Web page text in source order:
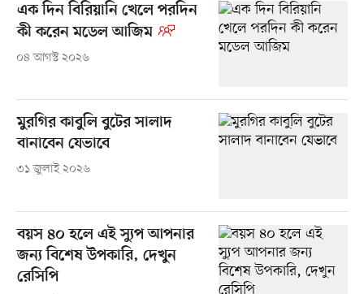
এক দিন বিরিয়ানি খেলে পরদিন
কী করেন মডেল আজিম
০৪ আগস্ট ২০২৬
মুরগির কাবুলি বুটের সালাদ
বানাবেন যেভাবে
৩১ জুলাই ২০২৬
বয়স ৪০ হলে এই স্যুপ আপনার
জন্য বিশেষ উপকারি, দেখুন
রেসিপি